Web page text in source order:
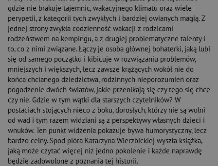
gdzie nie brakuje tajemnic, wakacyjnego klimatu oraz wiele
perypetii, z kategorii tych zwykłych i bardziej owianych magią. Z
jednej strony zwykła codzienność wakacji z rodzicami
rodzeństwem na kempingu, a z drugiej problematyczne talenty i
to, co z nimi związane. Łączy je osoba głównej bohaterki, jaką lubi
się od samego początku i kibicuje w rozwiązaniu problemów,
mniejszych i większych, lecz zawsze krążących wokół nie do
końca chcianego dziedzictwa, rodzinnych nieporozumień oraz
pogodzenie dwóch światów, jakie przenikają się czy tego się chce
czy nie. Gdzie w tym wątki dla starszych czytelników? W
postaciach stojących nieco z boku, dorosłych, którzy nie są wolni
od wad i tym razem widziani są z perspektywy własnych dzieci i
wnuków. Ten punkt widzenia pokazuje bywa humorystyczny, lecz
bardzo celny. Spod pióra Katarzyna Wierzbickiej wyszła książka,
jaką może czytać więcej niż jedno pokolenie i każde naprawdę
będzie zadowolone z poznania tej historii.